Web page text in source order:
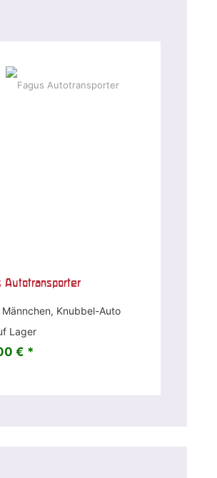
Autotransporter
Männchen, Knubbel-Auto
Lager
€ *